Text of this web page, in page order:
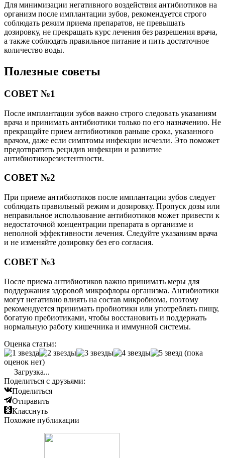
Для минимизации негативного воздействия антибиотиков на
организм после имплантации зубов, рекомендуется строго
соблюдать режим приема препаратов, не превышать
дозировку, не прекращать курс лечения без разрешения врача,
а также соблюдать правильное питание и пить достаточное
количество воды.
Полезные советы
СОВЕТ №1
После имплантации зубов важно строго следовать указаниям
врача и принимать антибиотики только по его назначению. Не
прекращайте прием антибиотиков раньше срока, указанного
врачом, даже если симптомы инфекции исчезли. Это поможет
предотвратить рецидив инфекции и развитие
антибиотикорезистентности.
СОВЕТ №2
При приеме антибиотиков после имплантации зубов следует
соблюдать правильный режим и дозировку. Пропуск дозы или
неправильное использование антибиотиков может привести к
недостаточной концентрации препарата в организме и
неполной эффективности лечения. Следуйте указаниям врача
и не изменяйте дозировку без его согласия.
СОВЕТ №3
После приема антибиотиков важно принимать меры для
поддержания здоровой микрофлоры организма. Антибиотики
могут негативно влиять на состав микробиома, поэтому
рекомендуется принимать пробиотики или употреблять пищу,
богатую пребиотиками, чтобы восстановить и поддержать
нормальную работу кишечника и иммунной системы.
Оценка статьи:
(пока
оценок нет)
Загрузка...
Поделиться с друзьями:
Поделиться
Отправить
Класснуть
Похожие публикации